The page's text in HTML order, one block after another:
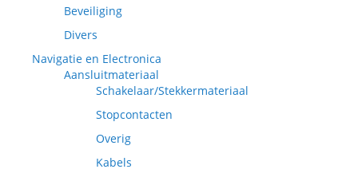
Beveiliging
Divers
Navigatie en Electronica
Aansluitmateriaal
Schakelaar/Stekkermateriaal
Stopcontacten
Overig
Kabels